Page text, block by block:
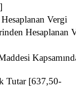
Vergi
Hesaplanan
Tutar [637,50-